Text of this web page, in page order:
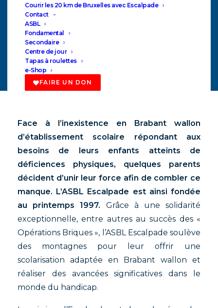
Courir les 20 km de Bruxelles avec Escalpade
Contact
ASBL
Fondamental
Secondaire
Centre de jour
Tapas à roulettes
e-Shop
FAIRE UN DON
Face à l’inexistence en Brabant wallon
d’établissement scolaire répondant aux
besoins de leurs enfants atteints de
déficiences physiques, quelques parents
décident d’unir leur force afin de combler ce
manque. L’ASBL Escalpade est ainsi fondée
au printemps 1997. Grâce à une solidarité
exceptionnelle, entre autres au succès des «
Opérations Briques », l’ASBL Escalpade soulève
des montagnes pour leur offrir une
scolarisation adaptée en Brabant wallon et
réaliser des avancées significatives dans le
monde du handicap.